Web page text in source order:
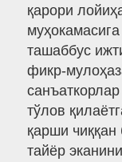
қарори
ташаббус
фикр-
тўлов
қарши
тайёр